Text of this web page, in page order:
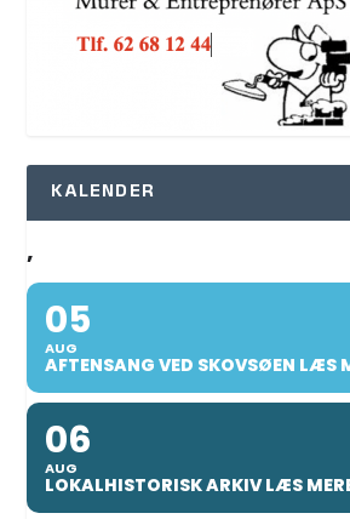
KALENDER
,
05
AUG
AFTENSANG VED SKOVSØEN LÆS
06
AUG
LOKALHISTORISK ARKIV LÆS